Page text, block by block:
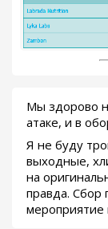
Мы здорово
атаке, и в
Я не буду
выходные,
на
правда. Сбор
мероприятие